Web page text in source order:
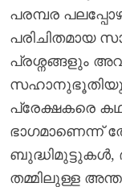
പരമ്പര
പരിചിതമായ
പ്രശ്നങ്ങളും
പ്രേക്ഷകരെ
ഭാഗമാണെന്ന്
ബുദ്ധിമുട്ടുകൾ,
തമ്മിലുള്ള